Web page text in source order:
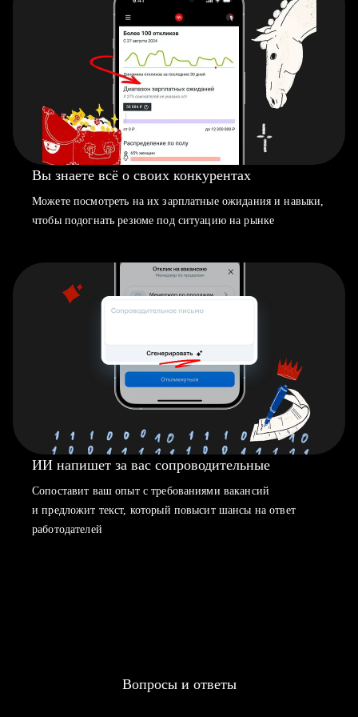
Вы знаете всё о своих конкурентах
Можете посмотреть на их зарплатные ожидания и навыки,
чтобы подогнать резюме под ситуацию на рынке
ИИ напишет за вас сопроводительные
Сопоставит ваш опыт с требованиями вакансий
и предложит текст, который повысит шансы на ответ
работодателей
Вопросы и ответы